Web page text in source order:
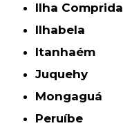
Ilha Comprida
Ilhabela
Itanhaém
Juquehy
Mongaguá
Peruíbe